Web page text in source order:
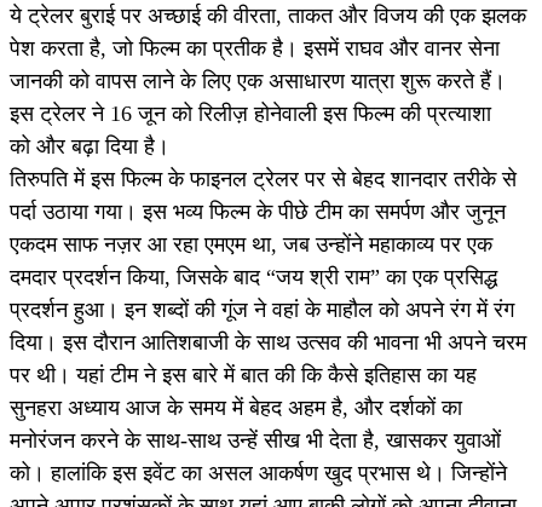
ये ट्रेलर बुराई पर अच्छाई की वीरता, ताकत और विजय की एक झलक
पेश करता है, जो फिल्म का प्रतीक है। इसमें राघव और वानर सेना
जानकी को वापस लाने के लिए एक असाधारण यात्रा शुरू करते हैं।
इस ट्रेलर ने 16 जून को रिलीज़ होनेवाली इस फिल्म की प्रत्याशा
को और बढ़ा दिया है।
तिरुपति में इस फिल्म के फाइनल ट्रेलर पर से बेहद शानदार तरीके से
पर्दा उठाया गया। इस भव्य फिल्म के पीछे टीम का समर्पण और जुनून
एकदम साफ नज़र आ रहा एमएम था, जब उन्होंने महाकाव्य पर एक
दमदार प्रदर्शन किया, जिसके बाद “जय श्री राम” का एक प्रसिद्ध
प्रदर्शन हुआ। इन शब्दों की गूंज ने वहां के माहौल को अपने रंग में रंग
दिया। इस दौरान आतिशबाजी के साथ उत्सव की भावना भी अपने चरम
पर थी। यहां टीम ने इस बारे में बात की कि कैसे इतिहास का यह
सुनहरा अध्याय आज के समय में बेहद अहम है, और दर्शकों का
मनोरंजन करने के साथ-साथ उन्हें सीख भी देता है, खासकर युवाओं
को। हालांकि इस इवेंट का असल आकर्षण खुद प्रभास थे। जिन्होंने